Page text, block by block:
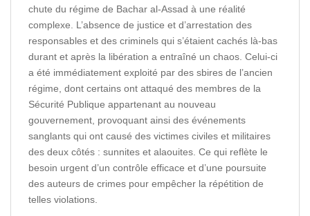
chute du régime de Bachar al-Assad à une réalité
complexe. L’absence de justice et d’arrestation des
responsables et des criminels qui s’étaient cachés là-bas
durant et après la libération a entraîné un chaos. Celui-ci
a été immédiatement exploité par des sbires de l’ancien
régime, dont certains ont attaqué des membres de la
Sécurité Publique appartenant au nouveau
gouvernement, provoquant ainsi des événements
sanglants qui ont causé des victimes civiles et militaires
des deux côtés : sunnites et alaouites. Ce qui reflète le
besoin urgent d’un contrôle efficace et d’une poursuite
des auteurs de crimes pour empêcher la répétition de
telles violations.